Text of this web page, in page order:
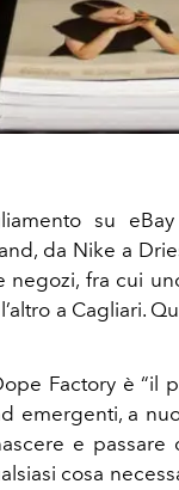
su
da Nike a
fra cui
a Cagliari.
Factory è “il
emergenti, a
e
cosa